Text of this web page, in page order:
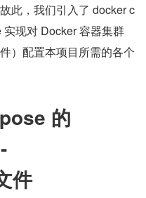
此，我们引入了 docker c
现对 Docker 容器集群
）配置本项目所需的各个
的
件